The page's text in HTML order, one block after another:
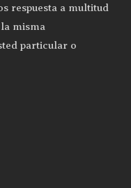
respuesta a multitud
misma
particular o